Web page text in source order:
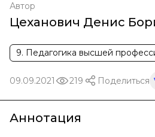
Автор
Цеханович Денис
9. Педагогика высшей
09.09.2021 219 Поделиться
Аннотация